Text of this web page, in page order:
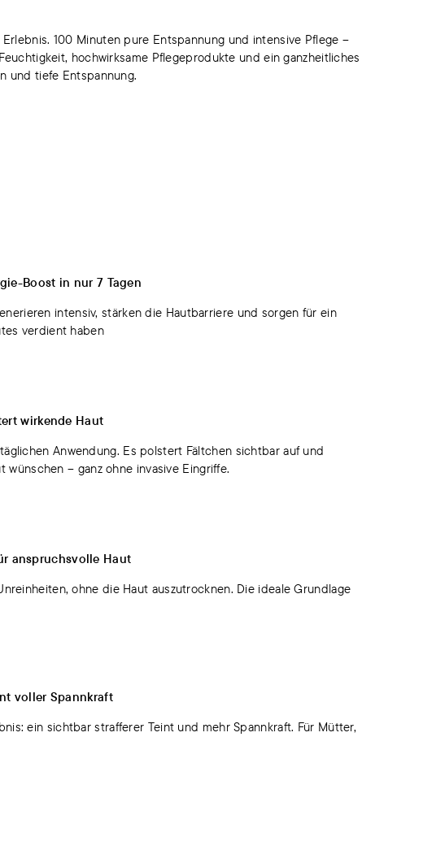
100 Minuten pure Entspannung und intensive Pflege –
hochwirksame Pflegeprodukte und ein ganzheitliches
und tiefe Entspannung.
Boost in nur 7 Tagen
intensiv, stärken die Hautbarriere und sorgen für ein
verdient haben
wirkende Haut
Anwendung. Es polstert Fältchen sichtbar auf und
– ganz ohne invasive Eingriffe.
anspruchsvolle Haut
ohne die Haut auszutrocknen. Die ideale Grundlage
voller Spannkraft
ein sichtbar strafferer Teint und mehr Spannkraft. Für Mütter,